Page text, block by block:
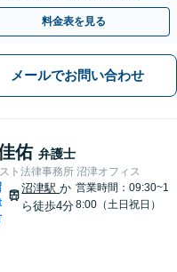
料金表を見る
メールでお問い合わせ
佑 弁護士
ト法律事務所 沼津オフィス
沼津駅か
ら徒歩4分
営業時間：09:30~1
8:00（土日祝日）